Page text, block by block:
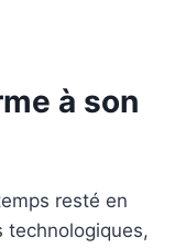
à son
resté en
technologiques,